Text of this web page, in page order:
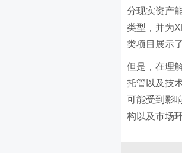
分现实资产
类型，并为
类项目展示
但是，在理
托管以及技
可能受到影
构以及市场